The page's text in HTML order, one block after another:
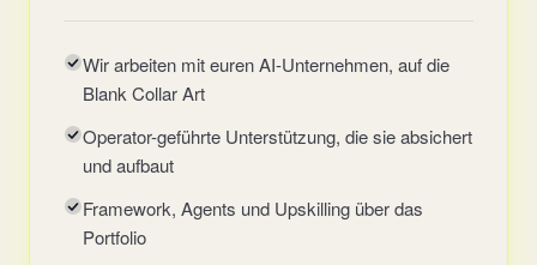
Wir arbeiten mit euren AI-Unternehmen, auf die
Blank Collar Art
Operator-geführte Unterstützung, die sie absichert
und aufbaut
Framework, Agents und Upskilling über das
Portfolio